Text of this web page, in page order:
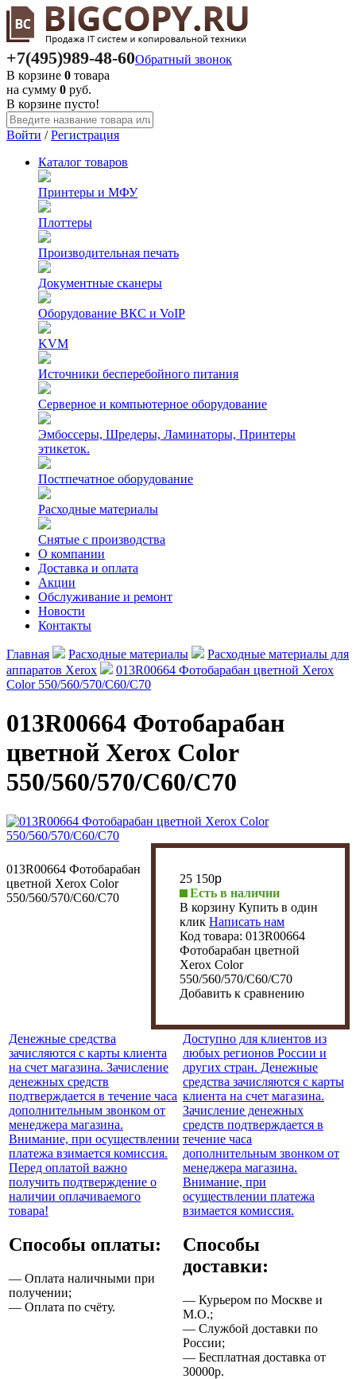
+7(495)989-48-60Обратный звонок
В корзине 0 товара
на сумму 0 руб.
В корзине пусто!
Войти /Регистрация
Каталог товаров
Принтеры и МФУ
Плоттеры
Производительная печать
Документные сканеры
Оборудование ВКС и VoIP
KVM
Источники бесперебойного питания
Серверное и компьютерное оборудование
Эмбоссеры, Шредеры, Ламинаторы, Принтеры
этикеток.
Постпечатное оборудование
Расходные материалы
Снятые с производства
О компании
Доставка и оплата
Акции
Обслуживание и ремонт
Новости
Контакты
Главная Расходные материалы
Расходные материалы для
аппаратов Xerox
013R00664 Фотобарабан цветной Xerox
Color 550/560/570/C60/C70
013R00664 Фотобарабан
цветной Xerox Color
550/560/570/C60/C70
25 150p
Есть в наличии
В корзину Купить в один
клик Написать нам
Код товара: 013R00664
Фотобарабан цветной
Xerox Color
550/560/570/C60/C70
Добавить к сравнению
013R00664 Фотобарабан
цветной Xerox Color
550/560/570/C60/C70
Денежные средства
зачисляются с карты клиента
на счет магазина. Зачисление
денежных средств
подтверждается в течение часа
дополнительным звонком от
менеджера магазина.
Внимание, при осуществлении
платежа взимается комиссия.
Перед оплатой важно
получить подтверждение о
наличии оплачиваемого
товара!
Способы оплаты:
— Оплата наличными при
получении;
— Оплата по счёту.
Доступно для клиентов из
любых регионов России и
других стран. Денежные
средства зачисляются с карты
клиента на счет магазина.
Зачисление денежных
средств подтверждается в
течение часа
дополнительным звонком от
менеджера магазина.
Внимание, при
осуществлении платежа
взимается комиссия.
Способы
доставки:
— Курьером по Москве и
М.О.;
— Службой доставки по
России;
— Бесплатная доставка от
30000р.